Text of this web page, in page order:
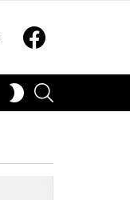
SWITCH
SKIN